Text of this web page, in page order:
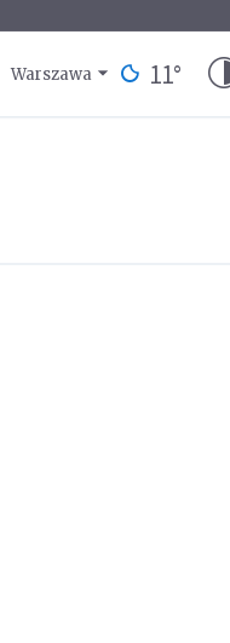
Warszawa 11°